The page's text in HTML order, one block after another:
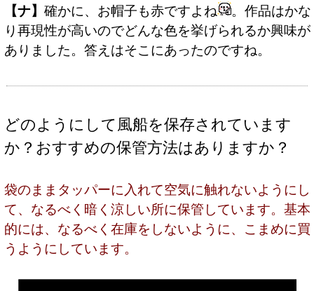
【ナ】 確かに、お帽子も赤ですよね
。作品はかな
り再現性が高いのでどんな色を挙げられるか興味が
ありました。答えはそこにあったのですね。
どのようにして風船を保存されています
か？おすすめの保管方法はありますか？
袋のままタッパーに入れて空気に触れないようにし
て、なるべく暗く涼しい所に保管しています。基本
的には、なるべく在庫をしないように、こまめに買
うようにしています。